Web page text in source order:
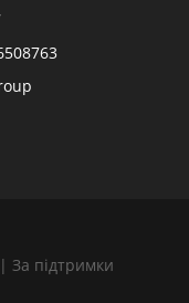
За підтримки